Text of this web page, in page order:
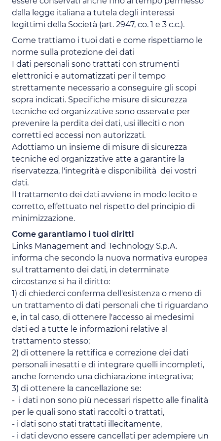
dalla legge italiana a tutela degli interessi
legittimi della Società (art. 2947, co. 1 e 3 c.c.).
Come trattiamo i tuoi dati e come rispettiamo le
norme sulla protezione dei dati
I dati personali sono trattati con strumenti
elettronici e automatizzati per il tempo
strettamente necessario a conseguire gli scopi
sopra indicati. Specifiche misure di sicurezza
tecniche ed organizzative sono osservate per
prevenire la perdita dei dati, usi illeciti o non
corretti ed accessi non autorizzati.
Adottiamo un insieme di misure di sicurezza
tecniche ed organizzative atte a garantire la
riservatezza, l'integrità e disponibilità dei vostri
dati.
Il trattamento dei dati avviene in modo lecito e
corretto, effettuato nel rispetto del principio di
minimizzazione.
Come garantiamo i tuoi diritti
Links Management and Technology S.p.A.
informa che secondo la nuova normativa europea
sul trattamento dei dati, in determinate
circostanze si ha il diritto:
1) di chiederci conferma dell'esistenza o meno di
un trattamento di dati personali che ti riguardano
e, in tal caso, di ottenere l'accesso ai medesimi
dati ed a tutte le informazioni relative al
trattamento stesso;
2) di ottenere la rettifica e correzione dei dati
personali inesatti e di integrare quelli incompleti,
anche fornendo una dichiarazione integrativa;
3) di ottenere la cancellazione se:
- i dati non sono più necessari rispetto alle finalità
per le quali sono stati raccolti o trattati,
- i dati sono stati trattati illecitamente,
- i dati devono essere cancellati per adempiere un